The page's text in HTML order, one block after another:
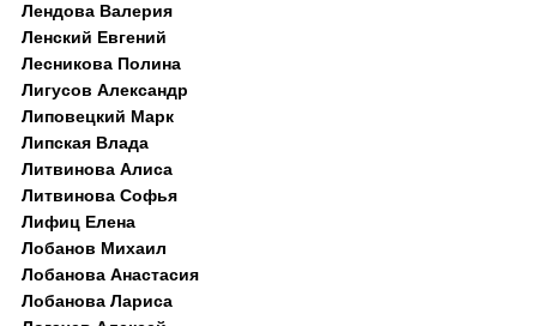
Лендова Валерия
Ленский Евгений
Лесникова Полина
Лигусов Александр
Липовецкий Марк
Липская Влада
Литвинова Алиса
Литвинова Софья
Лифиц Елена
Лобанов Михаил
Лобанова Анастасия
Лобанова Лариса